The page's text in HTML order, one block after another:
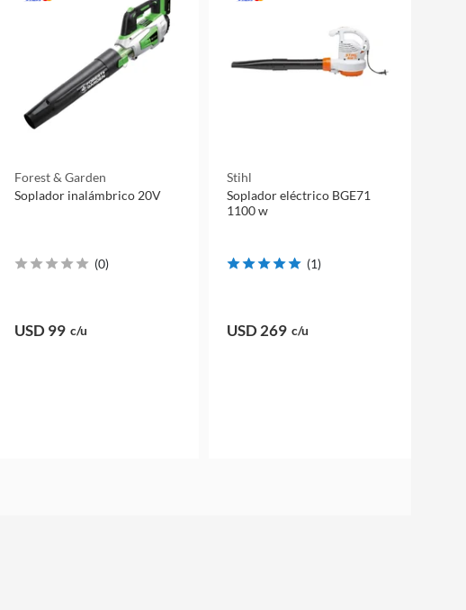
Forest & Garden
Soplador inalámbrico 20V
(0)
USD 99 c/u
Stihl
Soplador eléctrico BGE71
1100 w
(1)
USD 269 c/u